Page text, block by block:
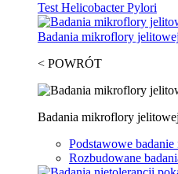
Test Helicobacter Pylori
Badania mikroflory jelitowej
< POWRÓT
Badania mikroflory jelitowej
Podstawowe
Rozbudowane